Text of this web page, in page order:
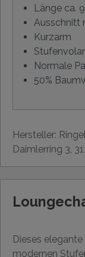
Länge ca.
Ausschnitt
Kurzarm
Normale
50%
Hersteller:
Daimlerring 3,
Dieses
modernen